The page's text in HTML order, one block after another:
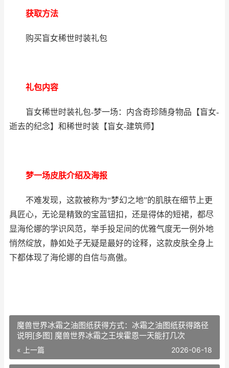
获取方法
购买盲女稀世时装礼包
礼包内容
盲女稀世时装礼包-梦一场：内含奇珍随身物品【盲女-
逝去的纪念】和稀世时装【盲女-建筑师】
梦一场皮肤介绍及海报
不难发现，这款被称为“梦幻之地”的肌肤在细节上更
具匠心，无论是精致的宝蓝钮扣，还是得体的短裙，都尽
显海伦娜的学识风范，举手投足间的优雅气度无一例外地
悄然绽放，静如处子无疑是最好的诠释，这款皮肤全身上
下都体现了海伦娜的自信与高傲。
魔兽世界冰霜之油图纸获得方式：冰霜之油图纸获得路径
说明[多图] 魔兽世界冰霜之王埃霍恩一天能打几次
« 上一篇 2026-06-18